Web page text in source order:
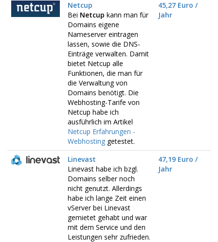
Netcup
Bei Netcup kann man für
Domains eigene
Nameserver eintragen
lassen, sowie die DNS-
Einträge verwalten. Damit
bietet Netcup alle
Funktionen, die man für
die Verwaltung von
Domains benötigt. Die
Webhosting-Tarife von
Netcup habe ich
ausführlich im Artikel
Netcup Erfahrungen -
Webhosting getestet.
45,27 Euro /
Jahr
Linevast
Linevast habe ich bzgl.
Domains selber noch
nicht genutzt. Allerdings
habe ich lange Zeit einen
vServer bei Linevast
gemietet gehabt und war
mit dem Service und den
Leistungen sehr zufrieden.
47,19 Euro /
Jahr